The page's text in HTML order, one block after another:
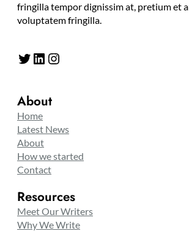
fringilla tempor dignissim at, pretium et
voluptatem fringilla.
Twitter LinkedIn Instagram
About
Home
Latest News
About
How we started
Contact
Resources
Meet Our Writers
Why We Write